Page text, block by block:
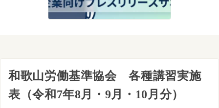
和歌山労働基準協会 各種講習実施
表（令和7年8月・9月・10月分）